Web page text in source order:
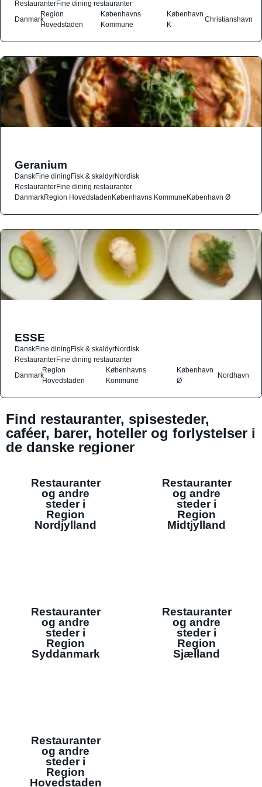
RestauranterFine dining restauranter
Danmark
Region
Hovedstaden
Københavns
Kommune
København
K
Christianshavn
Geranium
DanskFine diningFisk & skaldyrNordisk
RestauranterFine dining restauranter
DanmarkRegion HovedstadenKøbenhavns KommuneKøbenhavn Ø
ESSE
DanskFine diningFisk & skaldyrNordisk
RestauranterFine dining restauranter
Danmark
Region
Hovedstaden
Københavns
Kommune
København
Ø
Nordhavn
Find restauranter, spisesteder,
caféer, barer, hoteller og forlystelser i
de danske regioner
Restauranter
og andre
steder i
Region
Nordjylland
Restauranter
og andre
steder i
Region
Midtjylland
Restauranter
og andre
steder i
Region
Syddanmark
Restauranter
og andre
steder i
Region
Sjælland
Restauranter
og andre
steder i
Region
Hovedstaden